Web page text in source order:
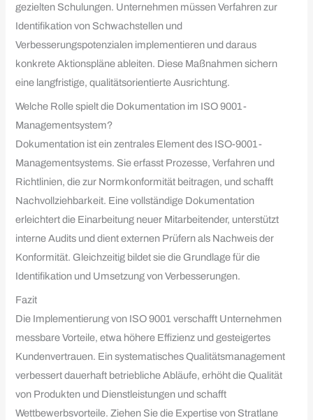
gezielten Schulungen. Unternehmen müssen Verfahren zur
Identifikation von Schwachstellen und
Verbesserungspotenzialen implementieren und daraus
konkrete Aktionspläne ableiten. Diese Maßnahmen sichern
eine langfristige, qualitätsorientierte Ausrichtung.
Welche Rolle spielt die Dokumentation im ISO 9001-
Managementsystem?
Dokumentation ist ein zentrales Element des ISO-9001-
Managementsystems. Sie erfasst Prozesse, Verfahren und
Richtlinien, die zur Normkonformität beitragen, und schafft
Nachvollziehbarkeit. Eine vollständige Dokumentation
erleichtert die Einarbeitung neuer Mitarbeitender, unterstützt
interne Audits und dient externen Prüfern als Nachweis der
Konformität. Gleichzeitig bildet sie die Grundlage für die
Identifikation und Umsetzung von Verbesserungen.
Fazit
Die Implementierung von ISO 9001 verschafft Unternehmen
messbare Vorteile, etwa höhere Effizienz und gesteigertes
Kundenvertrauen. Ein systematisches Qualitätsmanagement
verbessert dauerhaft betriebliche Abläufe, erhöht die Qualität
von Produkten und Dienstleistungen und schafft
Wettbewerbsvorteile. Ziehen Sie die Expertise von Stratlane